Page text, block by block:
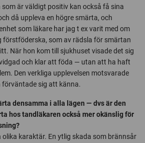
som är väldigt positiv kan också få sina
då uppleva en högre smärta, och
som läkare har jag t ex varit med om
förstföderska, som av rädsla för smärtan
När hon kom till sjukhuset visade det sig
och klar att föda — utan att ha haft
Den verkliga upplevelsen motsvarade
förväntade sig att känna.
densamma i alla lägen — dvs är den
hos tandläkaren också mer okänslig för
karaktär. En ytlig skada som brännsår